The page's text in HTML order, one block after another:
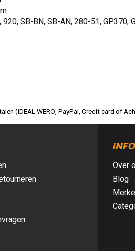
SB-BN, SB-AN, 280-51, GP370,
(iDEAL WERO, PayPal, Credit card of
Over
Blog